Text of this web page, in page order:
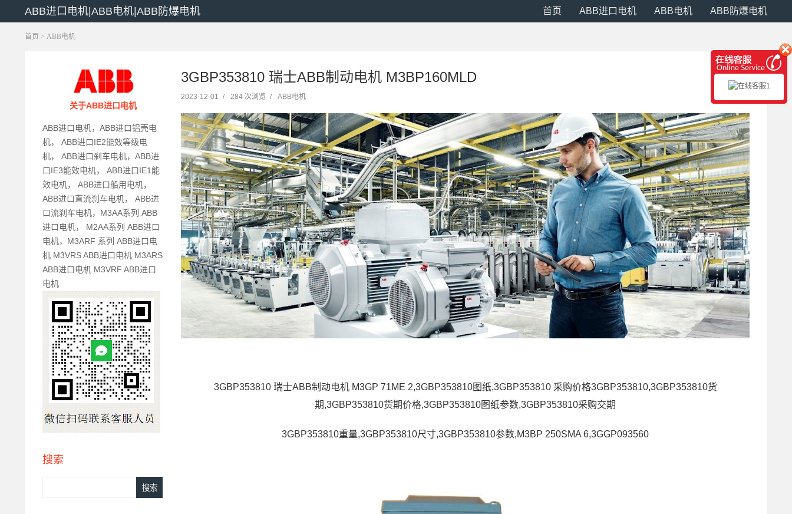
ABB进口电机|ABB电机|ABB防爆电机 首页 ABB进口电机 ABB电机 ABB防爆电机
首页 > ABB电机
关于ABB进口电机
ABB进口电机，ABB进口铝壳电
机， ABB进口IE2能效等级电
机， ABB进口刹车电机，ABB进
口IE3能效电机， ABB进口IE1能
效电机， ABB进口船用电机，
ABB进口直流刹车电机， ABB进
口流刹车电机，M3AA系列 ABB
进口电机， M2AA系列 ABB进口
电机，M3ARF 系列 ABB进口电
机 M3VRS ABB进口电机 M3ARS
ABB进口电机 M3VRF ABB进口
电机
搜索
3GBP353810 瑞士ABB制动电机 M3BP160MLD
2023-12-01 / 284 次浏览 / ABB电机
3GBP353810 瑞士ABB制动电机 M3GP 71ME 2,3GBP353810图纸,3GBP353810 采购价格3GBP353810,3GBP353810货
期,3GBP353810货期价格,3GBP353810图纸参数,3GBP353810采购交期
3GBP353810重量,3GBP353810尺寸,3GBP353810参数,M3BP 250SMA 6,3GGP093560